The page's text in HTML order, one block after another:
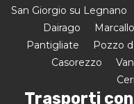
San Giorgio su Legnano
Dairago
Pantigliate
Pozzo
Casorezzo
Trasporti